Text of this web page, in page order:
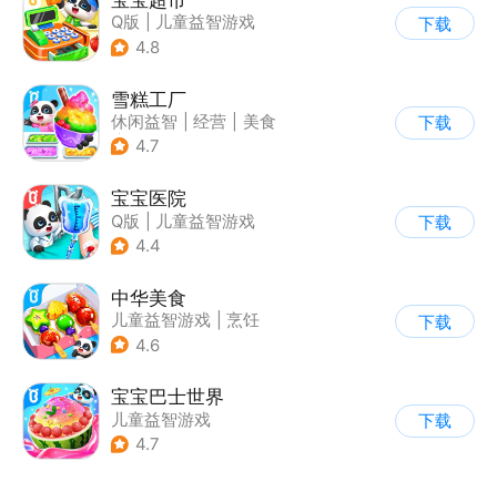
Q版
儿童益智游戏
4.8
下载
雪糕工厂
休闲益智 经营
美食
| 宝宝巴士
4.7
下载
宝宝医院
Q版
儿童益智游戏
4.4
下载
中华美食
儿童益智游戏
烹饪
4.6
下载
宝宝巴士世界
儿童益智游戏
4.7
下载